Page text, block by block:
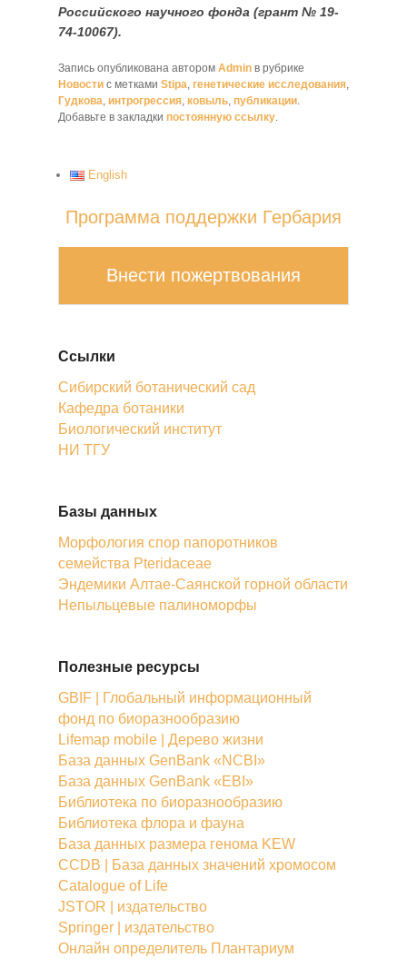
Российского научного фонда (грант № 19-
74-10067).
Запись опубликована автором Admin в рубрике
Новости с метками Stipa, генетические исследования,
Гудкова, интрогрессия, ковыль, публикации.
Добавьте в закладки постоянную ссылку.
English
Программа поддержки Гербария
Внести пожертвования
Ссылки
Сибирский ботанический сад
Кафедра ботаники
Биологический институт
НИ ТГУ
Базы данных
Морфология спор папоротников
семейства Pteridaceae
Эндемики Алтае-Саянской горной области
Непыльцевые палиноморфы
Полезные ресурсы
GBIF | Глобальный информационный
фонд по биоразнообразию
Lifemap mobile | Дерево жизни
База данных GenBank «NCBI»
База данных GenBank «EBI»
Библиотека по биоразнообразию
Библиотека флора и фауна
База данных размера генома KEW
CCDB | База данных значений хромосом
Catalogue of Life
JSTOR | издательство
Springer | издательство
Онлайн определитель Плантариум